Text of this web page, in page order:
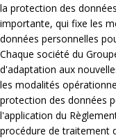
la protection des
importante, qui fixe les
données personnelles
Chaque société du
d'adaptation aux
les modalités
protection des données
l'application du
procédure de traitement